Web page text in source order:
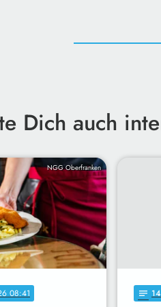
Dich auch
NGG Oberfranken
08:41 notes 14